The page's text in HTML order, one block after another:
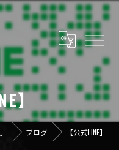
】
ブログ 【公式LINE】